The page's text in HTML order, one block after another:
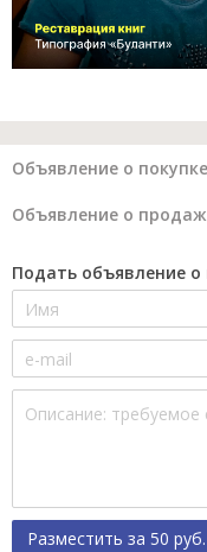
Объявление о
Объявление о
Подать объявление о
Разместить за 50 руб.